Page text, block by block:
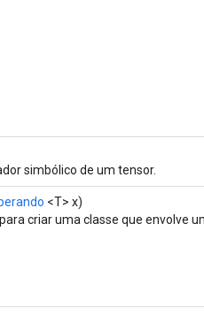
simbólico de um tensor.
<T> x)
criar uma classe que envolve